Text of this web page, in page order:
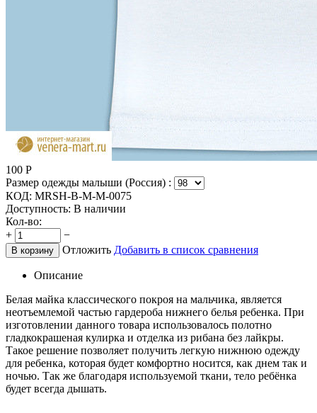
100 Р
Размер одежды малыши (Россия) :
КОД: MRSH-B-M-М-0075
Доступность: В наличии
Кол-во:
+
−
В корзину Отложить Добавить в список сравнения
Описание
Белая майка классического покроя на мальчика, является
неотъемлемой частью гардероба нижнего белья ребенка. При
изготовлении данного товара использовалось полотно
гладкокрашеная кулирка и отделка из рибана без лайкры.
Такое решение позволяет получить легкую нижнюю одежду
для ребенка, которая будет комфортно носится, как днем так и
ночью. Так же благодаря используемой ткани, тело ребёнка
будет всегда дышать.